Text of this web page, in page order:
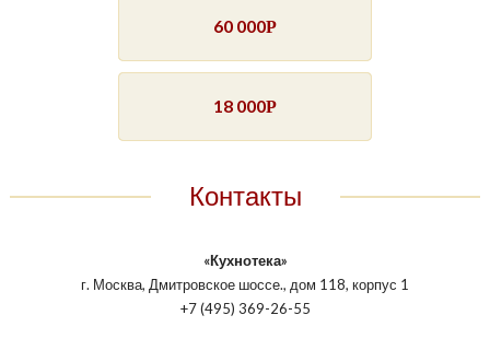
60 000Р
18 000Р
Контакты
«Кухнотека»
г. Москва, Дмитровское шоссе., дом 118, корпус 1
+7 (495) 369-26-55